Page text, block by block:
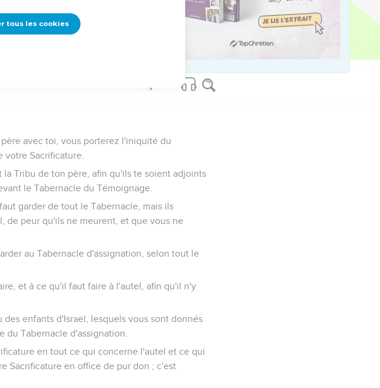
avec toi, vous porterez l'iniquité du
Sacrificature.
la Tribu de ton père, afin qu'ils te soient adjoints
le Tabernacle du Témoignage.
garder de tout le Tabernacle, mais ils
de peur qu'ils ne meurent, et que vous ne
au Tabernacle d'assignation, selon tout le
et à ce qu'il faut faire à l'autel, afin qu'il n'y
enfants d'Israël, lesquels vous sont donnés
du Tabernacle d'assignation.
en tout ce qui concerne l'autel et ce qui
Sacrificature en office de pur don ; c'est
tous les cookies